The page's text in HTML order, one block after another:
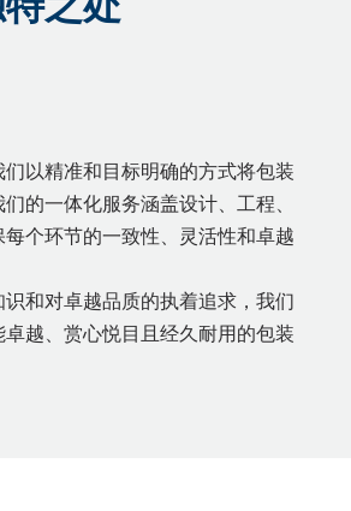
以精准和目标明确的方式将包装
的一体化服务涵盖设计、工程、
个环节的一致性、灵活性和卓越
和对卓越品质的执着追求，我们
越、赏心悦目且经久耐用的包装